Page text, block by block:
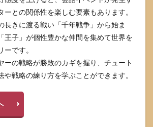
ーとの関係性を楽しむ要素もあります。
長きに渡る戦い「千年戦争」から始ま
王子」が個性豊かな仲間を集めて世界を
です。
ーの戦略が勝敗のカギを握り、チュート
や戦略の練り方を学ぶことができます。